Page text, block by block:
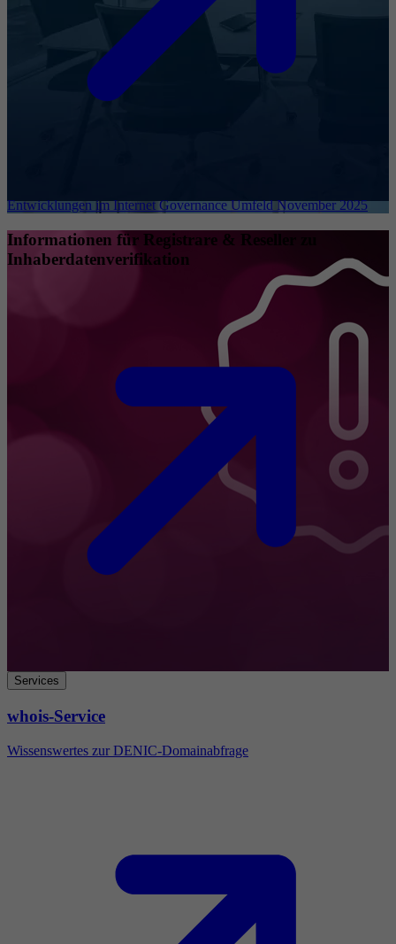
Entwicklungen im Internet Governance Umfeld November 2025
Informationen für Registrare & Reseller zu
Inhaberdatenverifikation
Services
whois-Service
Wissenswertes zur DENIC-Domainabfrage